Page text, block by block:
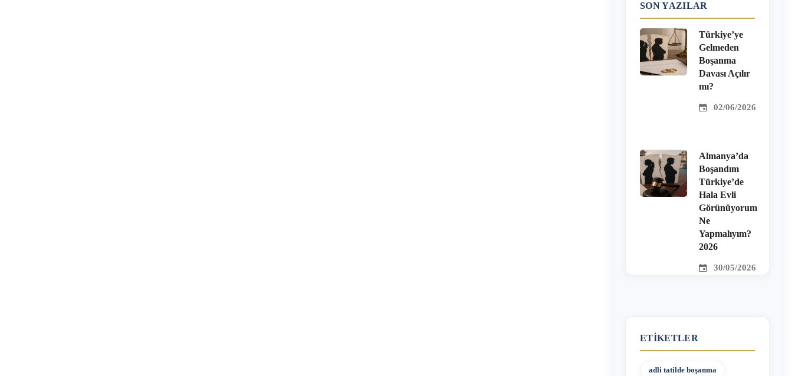
SON YAZILAR
Türkiye’ye
Gelmeden
Boşanma
Davası Açılır
mı?
02/06/2026
Almanya’da
Boşandım
Türkiye’de
Hala Evli
Görünüyorum
Ne
Yapmalıyım?
2026
30/05/2026
ETIKETLER
adli tatilde boşanma